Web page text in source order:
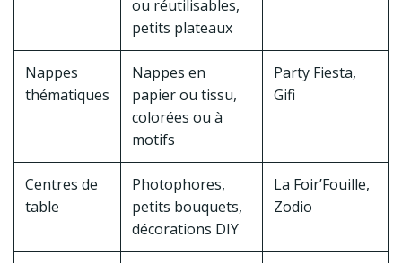
ou réutilisables,
petits plateaux
Nappes
thématiques
Nappes en
papier ou tissu,
colorées ou à
motifs
Party Fiesta,
Gifi
Centres de
table
Photophores,
petits bouquets,
décorations DIY
La Foir’Fouille,
Zodio